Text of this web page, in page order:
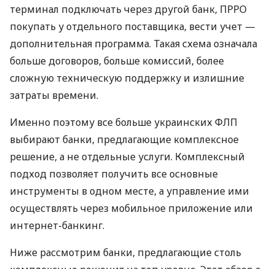
терминал подключать через другой банк, ПРРО
покупать у отдельного поставщика, вести учет —
дополнительная программа. Такая схема означала
больше договоров, больше комиссий, более
сложную техническую поддержку и излишние
затраты времени.
Именно поэтому все больше украинских ФЛП
выбирают банки, предлагающие комплексное
решение, а не отдельные услуги. Комплексный
подход позволяет получить все основные
инструменты в одном месте, а управление ими
осуществлять через мобильное приложение или
интернет-банкинг.
Ниже рассмотрим банки, предлагающие столь